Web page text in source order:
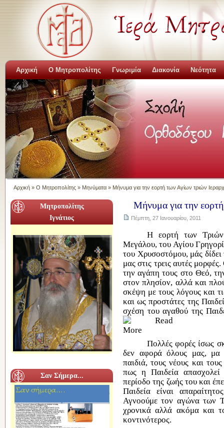
Αρχική Ο Μητροπολίτης Γνωριμία Διακονία Νεότητα
Αρχική » Ο Μητροπολίτης » Μηνύματα » Μήνυμα για την εορτή των Αγίων τριών
Μητροπολίτης
Ιγνάτιος
Σαν Σήμερα...
Μήνυμα για την
Πέμπτη, 27 Ιανουαρίου, 2011
Η εορτή των Τριών
Μεγάλου, του Αγίου
του Χρυσοστόμου, μάς
μας στις τρεις αυτές
την αγάπη τους στο Θεό,
στον πλησίον, αλλάκαι
σκέψη με τους λόγους και
καιωςπροστάτες της
σχέση του αγαθού της
Πολλές φορέςίσως
δεν αφορά όλους μας,
παιδιά, τους νέους και
πωςηΠαιδεία
περίοδο της ζωής του και
Παιδεία είναι
Αγνοούμετον αγώνατων
χρονικάαλλά ακόμα και
κοντινότερος.